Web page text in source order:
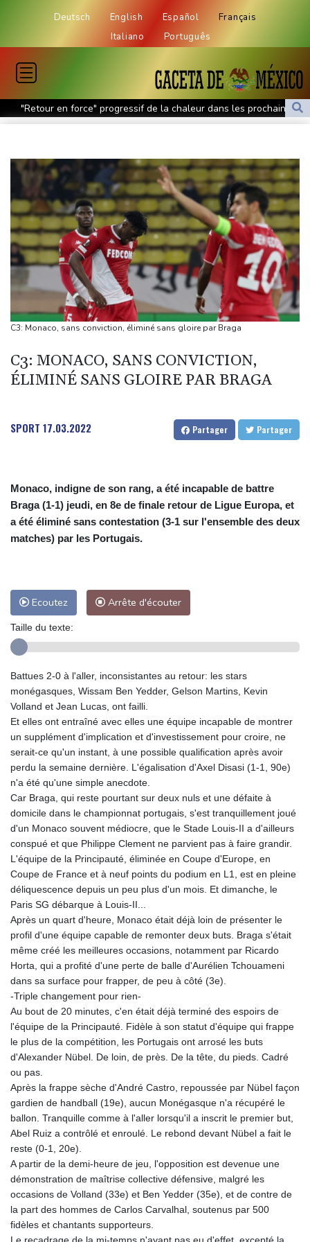
Deutsch English Español
Français
Italiano
Português
"Retour en force" progressif de la chaleur dans les prochains
jours en France
l'ère Covid
Thaïlande: un adolescent tue ses grands-parents puis cinq
personnes dans son lycée
Les dirigeants saoudien, turc et pakistanais réunis à Jeddah pour
sceller un accord de défense
Un cas de rougeole signalé au parc d'attractions Universal
Studios en Californie
En Afrique du Sud, après l'exil massif de migrants, la pénurie de
main-d'œuvre
poursuit sa route
Présidentielle: la France "ne tolérera aucune tentative
A New York, le souvenir d'un Tibétain en exil immolé par le feu
La Bourse de Paris toujours en hausse au-dessus des 8.700
C3: Monaco, sans conviction, éliminé sans gloire par Braga
C3: MONACO, SANS CONVICTION,
ÉLIMINÉ SANS GLOIRE PAR BRAGA
SPORT 17.03.2022 Partager Partager
Monaco, indigne de son rang, a été incapable de battre
Braga (1-1) jeudi, en 8e de finale retour de Ligue Europa, et
a été éliminé sans contestation (3-1 sur l'ensemble des deux
matches) par les Portugais.
Ecoutez Arrête d'écouter
Taille du texte:
Battues 2-0 à l'aller, inconsistantes au retour: les stars
monégasques, Wissam Ben Yedder, Gelson Martins, Kevin
Volland et Jean Lucas, ont failli.
Et elles ont entraîné avec elles une équipe incapable de montrer
un supplément d'implication et d'investissement pour croire, ne
serait-ce qu'un instant, à une possible qualification après avoir
perdu la semaine dernière. L'égalisation d'Axel Disasi (1-1, 90e)
n'a été qu'une simple anecdote.
Car Braga, qui reste pourtant sur deux nuls et une défaite à
domicile dans le championnat portugais, s'est tranquillement joué
d'un Monaco souvent médiocre, que le Stade Louis-II a d'ailleurs
conspué et que Philippe Clement ne parvient pas à faire grandir.
L'équipe de la Principauté, éliminée en Coupe d'Europe, en
Coupe de France et à neuf points du podium en L1, est en pleine
déliquescence depuis un peu plus d'un mois. Et dimanche, le
Paris SG débarque à Louis-II...
Après un quart d'heure, Monaco était déjà loin de présenter le
profil d'une équipe capable de remonter deux buts. Braga s'était
même créé les meilleures occasions, notamment par Ricardo
Horta, qui a profité d'une perte de balle d'Aurélien Tchouameni
dans sa surface pour frapper, de peu à côté (3e).
-Triple changement pour rien-
Au bout de 20 minutes, c'en était déjà terminé des espoirs de
l'équipe de la Principauté. Fidèle à son statut d'équipe qui frappe
le plus de la compétition, les Portugais ont arrosé les buts
d'Alexander Nübel. De loin, de près. De la tête, du pieds. Cadré
ou pas.
Après la frappe sèche d'André Castro, repoussée par Nübel façon
gardien de handball (19e), aucun Monégasque n'a récupéré le
ballon. Tranquille comme à l'aller lorsqu'il a inscrit le premier but,
Abel Ruiz a contrôlé et enroulé. Le rebond devant Nübel a fait le
reste (0-1, 20e).
A partir de la demi-heure de jeu, l'opposition est devenue une
démonstration de maîtrise collective défensive, malgré les
occasions de Volland (33e) et Ben Yedder (35e), et de contre de
la part des hommes de Carlos Carvalhal, soutenus par 500
fidèles et chantants supporteurs.